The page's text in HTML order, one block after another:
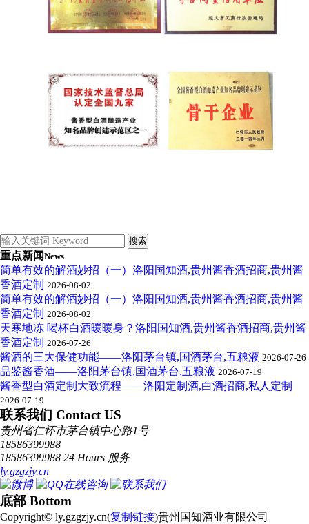
重点新闻News
简单有效的解酒妙招（一）洛阳国知酒,贵州酱香酒招商,贵州酱
香酒定制 2026-08-02
简单有效的解酒妙招（一）洛阳国知酒,贵州酱香酒招商,贵州酱
香酒定制 2026-08-02
天寒地冻 喝杯白酒暖暖身？洛阳国知酒,贵州酱香酒招商,贵州酱
香酒定制 2026-07-26
酱酒的三大保健功能——洛阳茅台镇,国酒茅台,五粮液 2026-07-26
品鉴酱香酒——洛阳茅台镇,国酒茅台,五粮液 2026-07-19
酱香型白酒定制大致流程——洛阳定制酒,白酒招商,私人定制
2026-07-19
联系我们 Contact US
贵州省仁怀市茅台镇中心路1号
18586399988
18586399988 24 Hours 服务
ly.gzgzjy.cn
底部 Bottom
Copyright© ly.gzgzjy.cn(复制链接)贵州国知酒业有限公司